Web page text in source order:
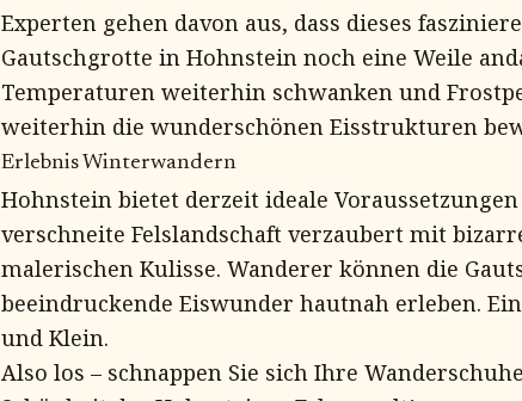
Experten gehen davon aus, dass dieses
Gautschgrotte in Hohnstein noch eine Weile
Temperaturen weiterhin schwanken und
weiterhin die wunderschönen Eisstrukturen
Erlebnis Winterwandern
Hohnstein bietet derzeit ideale
verschneite Felslandschaft verzaubert mit
malerischen Kulisse. Wanderer können die
beeindruckende Eiswunder hautnah erleben.
und Klein.
Also los – schnappen Sie sich Ihre